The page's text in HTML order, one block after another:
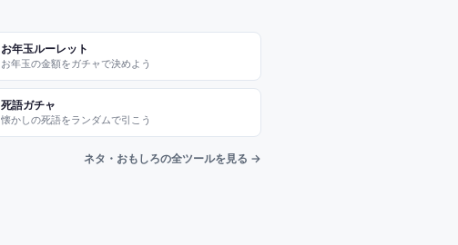
お年玉ルーレット
お年玉の金額をガチャで決めよう
死語ガチャ
懐かしの死語をランダムで引こう
ネタ・おもしろの全ツールを見る →